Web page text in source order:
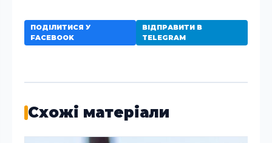
ПОДІЛИТИСЯ У
FACEBOOK
ВІДПРАВИТИ В
TELEGRAM
Схожі матеріали